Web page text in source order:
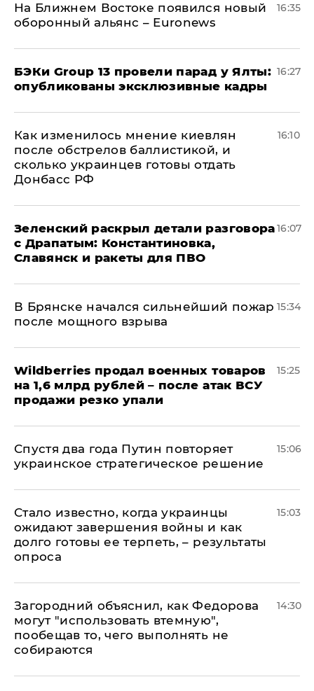
На Ближнем Востоке появился новый
оборонный альянс – Euronews
16:35
​БЭКи Group 13 провели парад у Ялты:
опубликованы эксклюзивные кадры
16:27
Как изменилось мнение киевлян
после обстрелов баллистикой, и
сколько украинцев готовы отдать
Донбасс РФ
16:10
​Зеленский раскрыл детали разговора
с Драпатым: Константиновка,
Славянск и ракеты для ПВО
16:07
В Брянске начался сильнейший пожар
после мощного взрыва
15:34
​Wildberries продал военных товаров
на 1,6 млрд рублей – после атак ВСУ
продажи резко упали
15:25
Спустя два года Путин повторяет
украинское стратегическое решение
15:06
Стало известно, когда украинцы
ожидают завершения войны и как
долго готовы ее терпеть, – результаты
опроса
15:03
Загородний объяснил, как Федорова
могут "использовать втемную",
пообещав то, чего выполнять не
собираются
14:30